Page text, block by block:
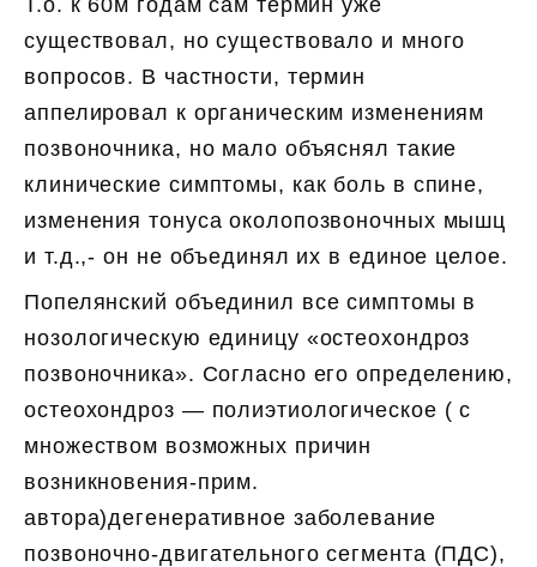
Т.о. к 60м годам сам термин уже
существовал, но существовало и много
вопросов. В частности, термин
аппелировал к органическим изменениям
позвоночника, но мало объяснял такие
клинические симптомы, как боль в спине,
изменения тонуса околопозвоночных мышц
и т.д.,- он не объединял их в единое целое.
Попелянский объединил все симптомы в
нозологическую единицу «остеохондроз
позвоночника». Согласно его определению,
остеохондроз — полиэтиологическое ( c
множеством возможных причин
возникновения-прим.
автора)дегенеративное заболевание
позвоночно-двигательного сегмента (ПДС),